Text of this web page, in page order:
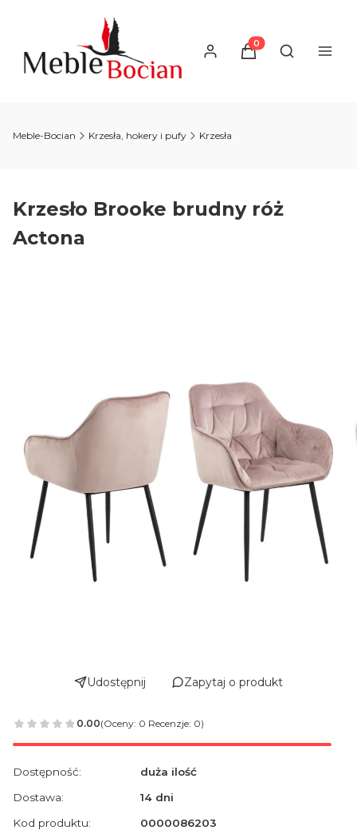
Produkty w
Otwórz
Meble-Bocian Krzesła, hokery i pufy Krzesła
Krzesło Brooke brudny róż
Actona
Udostępnij Zapytaj o produkt
0.00(Oceny: 0 Recenzje: 0)
Dostępność:
duża ilość
Dostawa:
14 dni
Kod produktu:
0000086203